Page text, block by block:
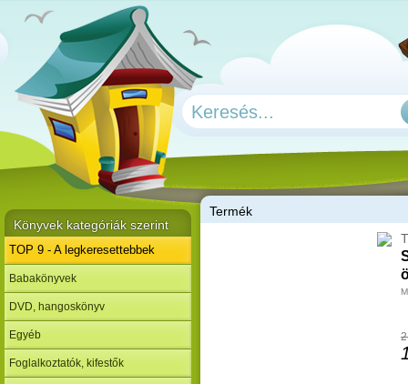
Termék
Könyvek kategóriák szerint
TOP 9 - A legkeresettebbek
Babakönyvek
DVD, hangoskönyv
Egyéb
Foglalkoztatók, kifestők